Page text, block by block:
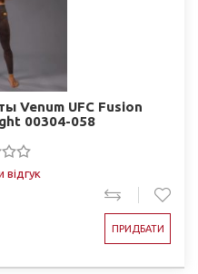
Venum UFC Fusion
00304-058
ПРИДБАТИ